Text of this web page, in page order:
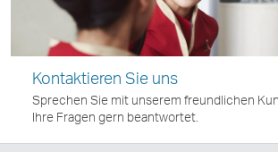
Kontaktieren Sie uns
Sprechen Sie mit unserem freundlichen
Ihre Fragen gern beantwortet.